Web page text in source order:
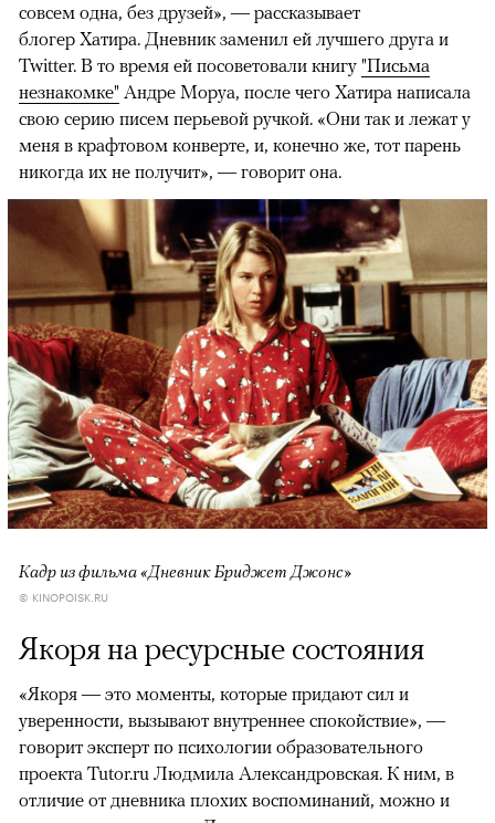
совсем одна, без друзей», — рассказывает
блогер Хатира. Дневник заменил ей лучшего друга и
Twitter. В то время ей посоветовали книгу "Письма
незнакомке" Андре Моруа, после чего Хатира написала
свою серию писем перьевой ручкой. «Они так и лежат у
меня в крафтовом конверте, и, конечно же, тот парень
никогда их не получит», — говорит она.
Кадр из фильма «Дневник Бриджет Джонс»
© KINOPOISK.RU
Якоря на ресурсные состояния
«Якоря — это моменты, которые придают сил и
уверенности, вызывают внутреннее спокойствие», —
говорит эксперт по психологии образовательного
проекта Tutor.ru Людмила Александровская. К ним, в
отличие от дневника плохих воспоминаний, можно и